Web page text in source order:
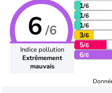
6 /6
Indice pollution
Extrêmement
mauvais
1/6
1/6
1/6
3/6
5/6
6/6